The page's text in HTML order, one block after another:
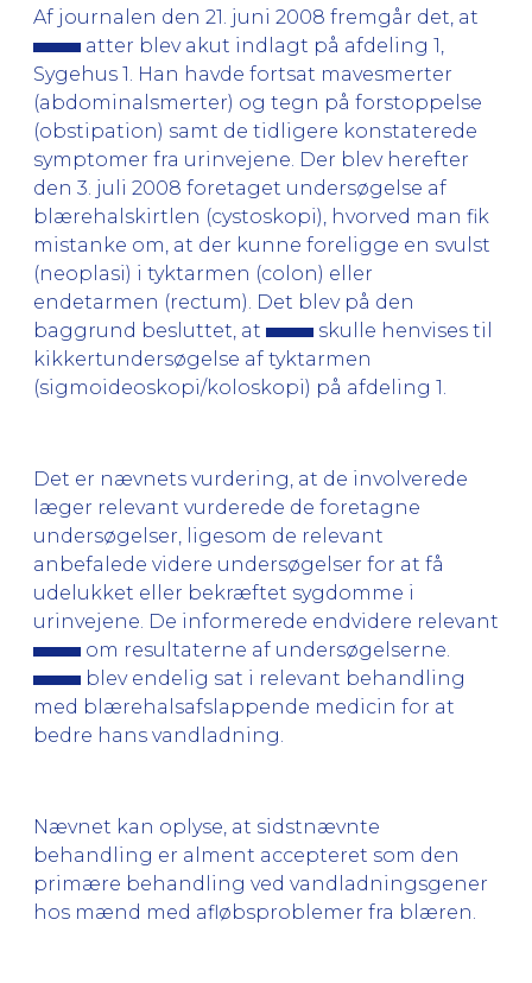
Af journalen den 21. juni 2008 fremgår det, at
atter blev akut indlagt på afdeling 1,
Sygehus 1. Han havde fortsat mavesmerter
(abdominalsmerter) og tegn på forstoppelse
(obstipation) samt de tidligere konstaterede
symptomer fra urinvejene. Der blev herefter
den 3. juli 2008 foretaget undersøgelse af
blærehalskirtlen (cystoskopi), hvorved man fik
mistanke om, at der kunne foreligge en svulst
(neoplasi) i tyktarmen (colon) eller
endetarmen (rectum). Det blev på den
baggrund besluttet, at
skulle henvises til
kikkertundersøgelse af tyktarmen
(sigmoideoskopi/koloskopi) på afdeling 1.
Det er nævnets vurdering, at de involverede
læger relevant vurderede de foretagne
undersøgelser, ligesom de relevant
anbefalede videre undersøgelser for at få
udelukket eller bekræftet sygdomme i
urinvejene. De informerede endvidere relevant
om resultaterne af undersøgelserne.
blev endelig sat i relevant behandling
med blærehalsafslappende medicin for at
bedre hans vandladning.
Nævnet kan oplyse, at sidstnævnte
behandling er alment accepteret som den
primære behandling ved vandladningsgener
hos mænd med afløbsproblemer fra blæren.